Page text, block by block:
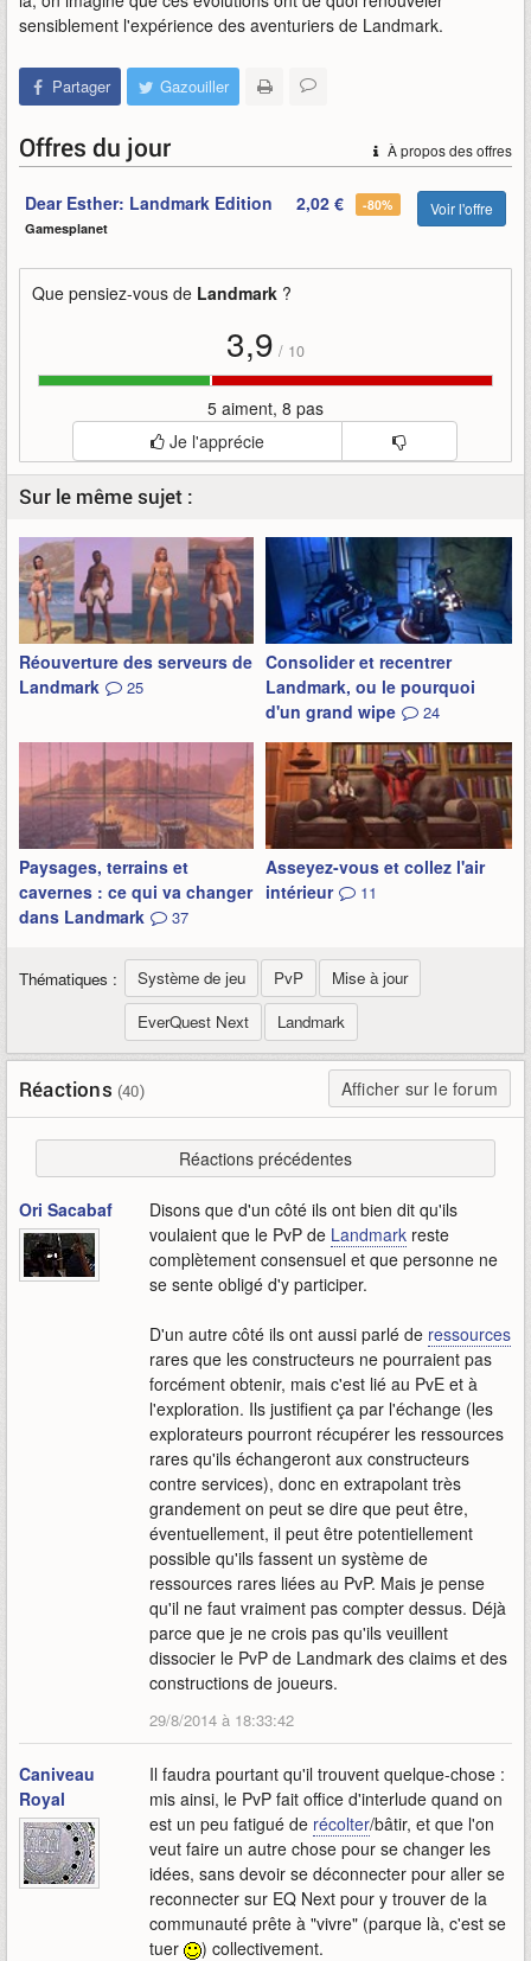
sensiblement l'expérience des aventuriers de Landmark.
Partager Gazouiller
À propos des offres
Offres du jour
Dear Esther: Landmark Edition
Gamesplanet
2,02 € -80% Voir l'offre
Que pensiez-vous de Landmark ?
3,9 / 10
5 aiment, 8 pas
Je l'apprécie
Sur le même sujet :
Réouverture des serveurs de
Landmark
25
Consolider et recentrer
Landmark, ou le pourquoi
d'un grand wipe
24
Paysages, terrains et
cavernes : ce qui va changer
dans Landmark
37
Asseyez-vous et collez l'air
intérieur
11
Thématiques : Système de jeu PvP
Mise à jour
EverQuest Next
Landmark
Réactions (40) Afficher sur le forum
Réactions précédentes
Ori Sacabaf
Disons que d'un côté ils ont bien dit qu'ils
voulaient que le PvP de Landmark reste
complètement consensuel et que personne ne
se sente obligé d'y participer.
D'un autre côté ils ont aussi parlé de ressources
rares que les constructeurs ne pourraient pas
forcément obtenir, mais c'est lié au PvE et à
l'exploration. Ils justifient ça par l'échange (les
explorateurs pourront récupérer les ressources
rares qu'ils échangeront aux constructeurs
contre services), donc en extrapolant très
grandement on peut se dire que peut être,
éventuellement, il peut être potentiellement
possible qu'ils fassent un système de
ressources rares liées au PvP. Mais je pense
qu'il ne faut vraiment pas compter dessus. Déjà
parce que je ne crois pas qu'ils veuillent
dissocier le PvP de Landmark des claims et des
constructions de joueurs.
29/8/2014 à 18:33:42
Caniveau
Royal
Il faudra pourtant qu'il trouvent quelque-chose :
mis ainsi, le PvP fait office d'interlude quand on
est un peu fatigué de récolter/bâtir, et que l'on
veut faire un autre chose pour se changer les
idées, sans devoir se déconnecter pour aller se
reconnecter sur EQ Next pour y trouver de la
communauté prête à "vivre" (parque là, c'est se
tuer
) collectivement.